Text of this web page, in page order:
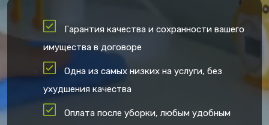
Гарантия качества и сохранности вашего
имущества в договоре
Одна из самых низких на услуги, без
ухудшения качества
Оплата после уборки, любым удобным